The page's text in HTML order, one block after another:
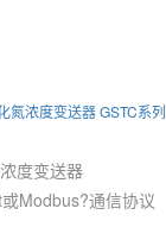
氮浓度变送器 GSTC系列
度变送器
Modbus?通信协议